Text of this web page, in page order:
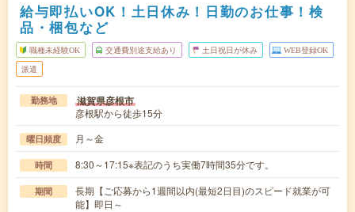
給与即払いOK！土日休み！日勤のお仕事！検
品・梱包など
職種未経験OK 交通費別途支給あり 土日祝日が休み WEB登録OK
派遣
勤務地 滋賀県彦根市
彦根駅から徒歩15分
曜日頻度 月～金
時間 8:30～17:15※表記のうち実働7時間35分です。
期間
長期【ご応募から1週間以内(最短2日目)のスピード就業が可
能】即日～